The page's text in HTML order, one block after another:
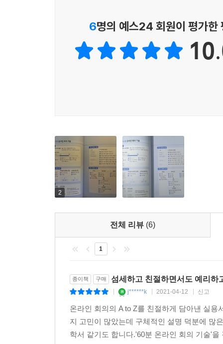
온라인 회의 기술' 책이 참 반갑습니다. 온라인
앞으로 온라인 회의는 코로나 19가 끝난 뒤에도
고민이 많은 분들에게 이 책이 더없이 도움이 되시
활용 가능한 디테일한 핵심 노하우들을 아낌없이
이러한 온라인 회의 실전 노하우들로 가득한 책
회의에서의 헤메임을 멈추고 싶다면, '60분 온라인
- 이현정 (LG디스플레이 기본역량개발팀 책임)
6명의 예스24 회원이 평가한
2
전체 리뷰 (6)
1
종이책 구매 섬세하고 친절하면서도 예리하
j******k 2021-04-12 신고
온라인 회의의 A to Z를 친절하게 담아낸 실
지 고민이 많았는데 구체적인 설명 덕분에 많
학서 같기도 합니다.'60분 온라인 회의 기술'